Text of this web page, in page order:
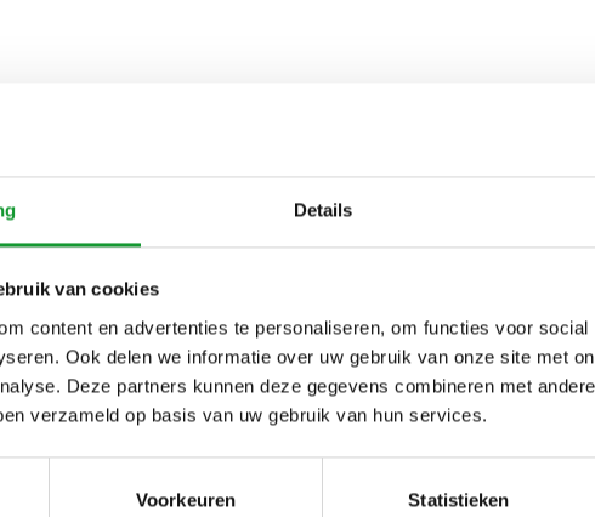
Details
van cookies
content en advertenties te personaliseren, om functies voor
Ook delen we informatie over uw gebruik van onze site met
Deze partners kunnen deze gegevens combineren met
verzameld op basis van uw gebruik van hun services.
Voorkeuren Statistieken